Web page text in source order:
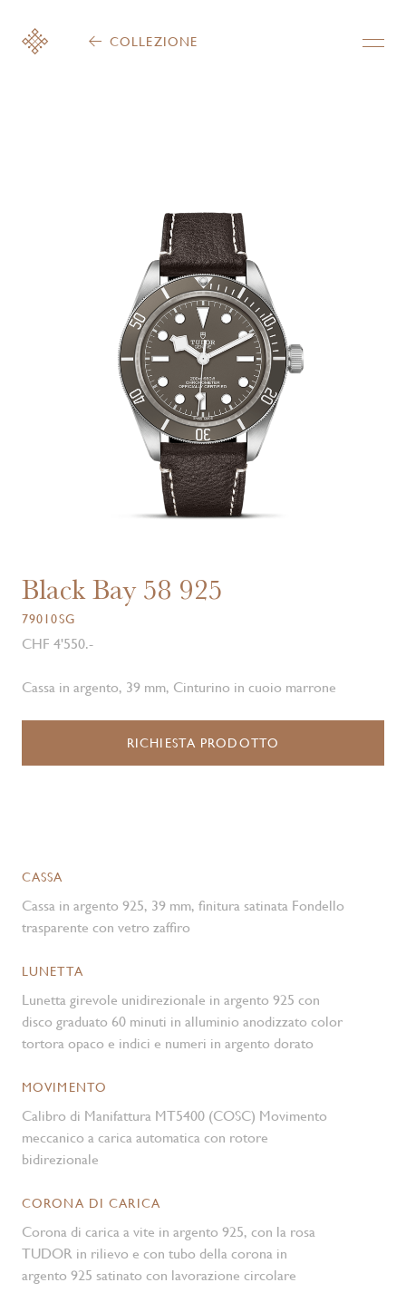
COLLEZIONE
Black Bay 58 925
79010SG
CHF 4'550.-
Cassa in argento, 39 mm, Cinturino in cuoio marrone
RICHIESTA PRODOTTO
CASSA
Cassa in argento 925, 39 mm, finitura satinata Fondello
trasparente con vetro zaffiro
LUNETTA
Lunetta girevole unidirezionale in argento 925 con
disco graduato 60 minuti in alluminio anodizzato color
tortora opaco e indici e numeri in argento dorato
MOVIMENTO
Calibro di Manifattura MT5400 (COSC) Movimento
meccanico a carica automatica con rotore
bidirezionale
CORONA DI CARICA
Corona di carica a vite in argento 925, con la rosa
TUDOR in rilievo e con tubo della corona in
argento 925 satinato con lavorazione circolare